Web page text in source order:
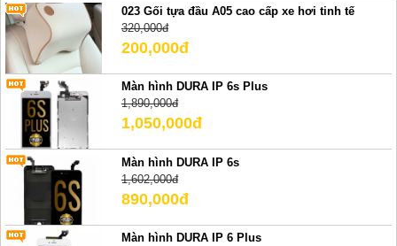
023 Gối tựa đầu A05 cao cấp xe hơi tinh tế
320,000đ
200,000đ
Màn hình DURA IP 6s Plus
1,890,000đ
1,050,000đ
Màn hình DURA IP 6s
1,602,000đ
890,000đ
Màn hình DURA IP 6 Plus